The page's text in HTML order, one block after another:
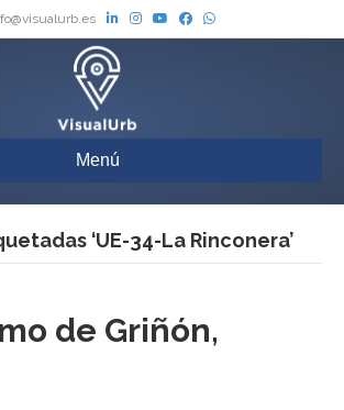
Menú
‘UE-34-La Rinconera’
de Griñón,